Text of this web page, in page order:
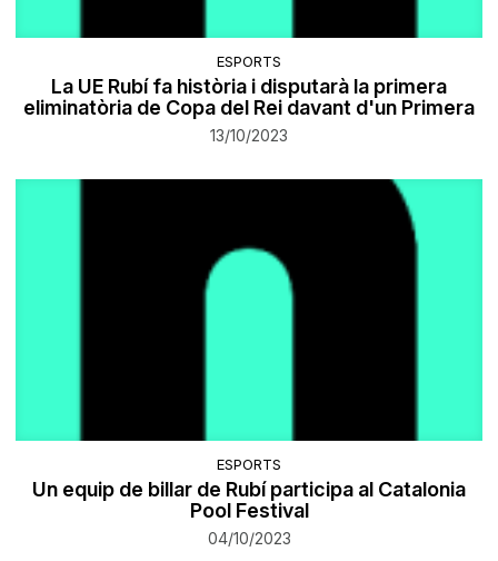
ESPORTS
La UE Rubí fa història i disputarà la primera
eliminatòria de Copa del Rei davant d'un Primera
13/10/2023
ESPORTS
Un equip de billar de Rubí participa al Catalonia
Pool Festival
04/10/2023